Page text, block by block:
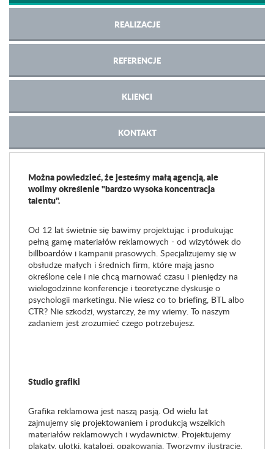
REALIZACJE
REFERENCJE
KLIENCI
KONTAKT
Można powiedzieć, że jesteśmy małą agencją, ale
wolimy określenie "bardzo wysoka koncentracja
talentu".
Od 12 lat świetnie się bawimy projektując i produkując
pełną gamę materiałów reklamowych - od wizytówek do
billboardów i kampanii prasowych. Specjalizujemy się w
obsłudze małych i średnich firm, które mają jasno
określone cele i nie chcą marnować czasu i pieniędzy na
wielogodzinne konferencje i teoretyczne dyskusje o
psychologii marketingu. Nie wiesz co to briefing, BTL albo
CTR? Nie szkodzi, wystarczy, że my wiemy. To naszym
zadaniem jest zrozumieć czego potrzebujesz.
Studio grafiki
Grafika reklamowa jest naszą pasją. Od wielu lat
zajmujemy się projektowaniem i produkcją wszelkich
materiałów reklamowych i wydawnictw. Projektujemy
plakaty, ulotki, katalogi, opakowania. Tworzymy ilustracje,